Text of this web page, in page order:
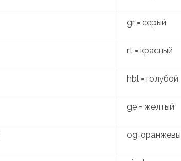
gr = серый
rt = красный
hbl = голубой
ge = желтый